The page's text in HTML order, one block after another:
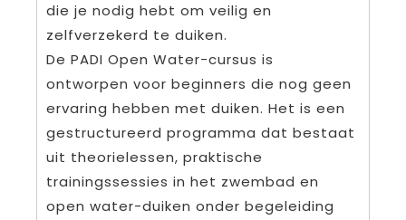
die je nodig hebt om veilig en
zelfverzekerd te duiken.
De PADI Open Water-cursus is
ontworpen voor beginners die nog geen
ervaring hebben met duiken. Het is een
gestructureerd programma dat bestaat
uit theorielessen, praktische
trainingssessies in het zwembad en
open water-duiken onder begeleiding